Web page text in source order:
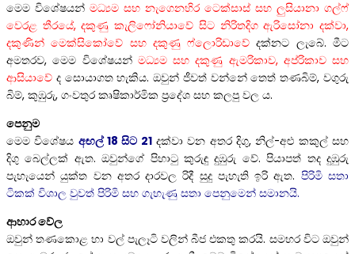
මෙම විශේෂයන් මධ්‍යම සහ නැගෙනහිර ටෙක්සාස් සහ ලුසියානා ගල්ෆ්
වෙරළ තීරයේ, දකුණු කැලිෆෝනියාවේ සිට නිරිතදිග ඇරිසෝනා දක්වා,
දකුණින් මෙක්සිකෝවේ සහ දකුණු ෆ්ලොරිඩාවේ දක්නට ලැබේ. මීට
අමතරව, මෙම විශේෂයන් මධ්‍යම සහ දකුණු ඇමරිකාව, අප්රිකාව සහ
ආසියාවේ ද සොයාගත හැකිය. ඔවුන් ජීවත් වන්නේ තෙත් තණබිම්, වගුරු
බිම්, කුඹුරු, ගංවතුර කෘෂිකාර්මික ප්‍රදේශ සහ කලපු වල ය.
පෙනුම
මෙම විශේෂය අඟල් 18 සිට 21 දක්වා වන අතර දිගු, නිල්-අළු කකුල් සහ
දිගු බෙල්ලක් ඇත. ඔවුන්ගේ පිහාටු කුරුඳු දුඹුරු වේ. පියාපත් තද දුඹුරු
පැහැයෙන් යුක්ත වන අතර දාරවල රිදී සුදු පැහැති ඉරි ඇත. පිරිමි සතා
ටිකක් විශාල වුවත් පිරිමි සහ ගැහැණු සතා පෙනුමෙන් සමානයි.
ආහාර වේල
ඔවුන් තණකොළ හා වල් පැලෑටි වලින් බීජ එකතු කරයි. සමහර විට ඔවුන්